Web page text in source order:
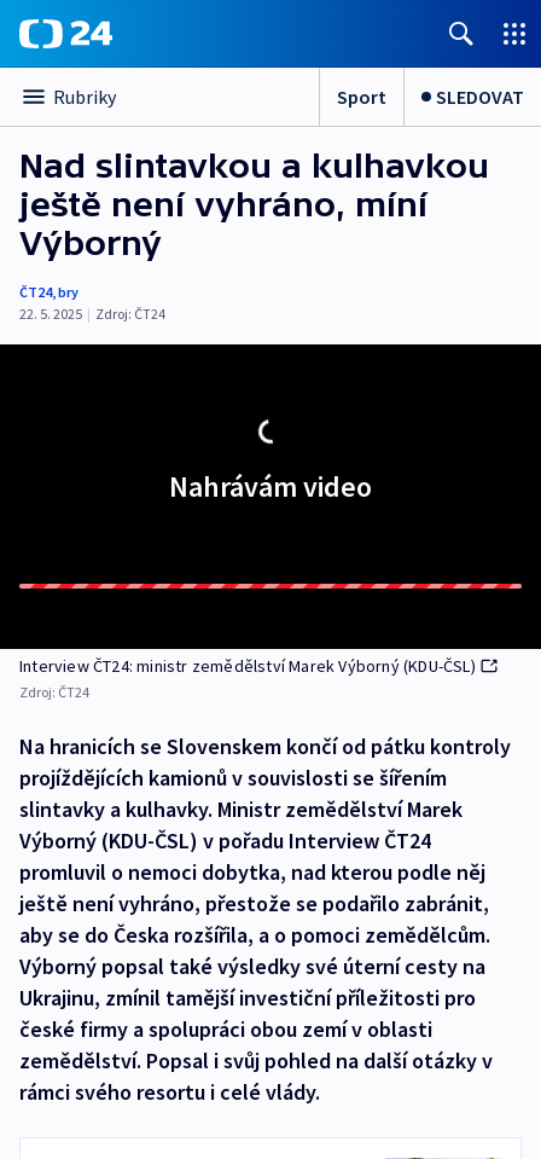
Rubriky Sport SLEDOVAT
Nad slintavkou a kulhavkou
ještě není vyhráno, míní
Výborný
ČT24,bry
22. 5. 2025 | Zdroj: ČT24
Nahrávám video
Interview ČT24: ministr zemědělství Marek Výborný (KDU-ČSL)
Zdroj: ČT24
Na hranicích se Slovenskem končí od pátku kontroly
projíždějících kamionů v souvislosti se šířením
slintavky a kulhavky. Ministr zemědělství Marek
Výborný (KDU-ČSL) v pořadu Interview ČT24
promluvil o nemoci dobytka, nad kterou podle něj
ještě není vyhráno, přestože se podařilo zabránit,
aby se do Česka rozšířila, a o pomoci zemědělcům.
Výborný popsal také výsledky své úterní cesty na
Ukrajinu, zmínil tamější investiční příležitosti pro
české firmy a spolupráci obou zemí v oblasti
zemědělství. Popsal i svůj pohled na další otázky v
rámci svého resortu i celé vlády.